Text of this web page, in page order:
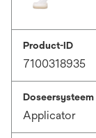
Product-ID
7100318935
Doseersysteem
Applicator